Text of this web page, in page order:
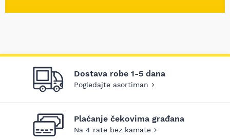
Dostava robe 1-5 dana
Pogledajte asortiman
Plaćanje čekovima građana
Na 4 rate bez kamate